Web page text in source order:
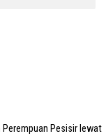
Perempuan Pesisir lewat